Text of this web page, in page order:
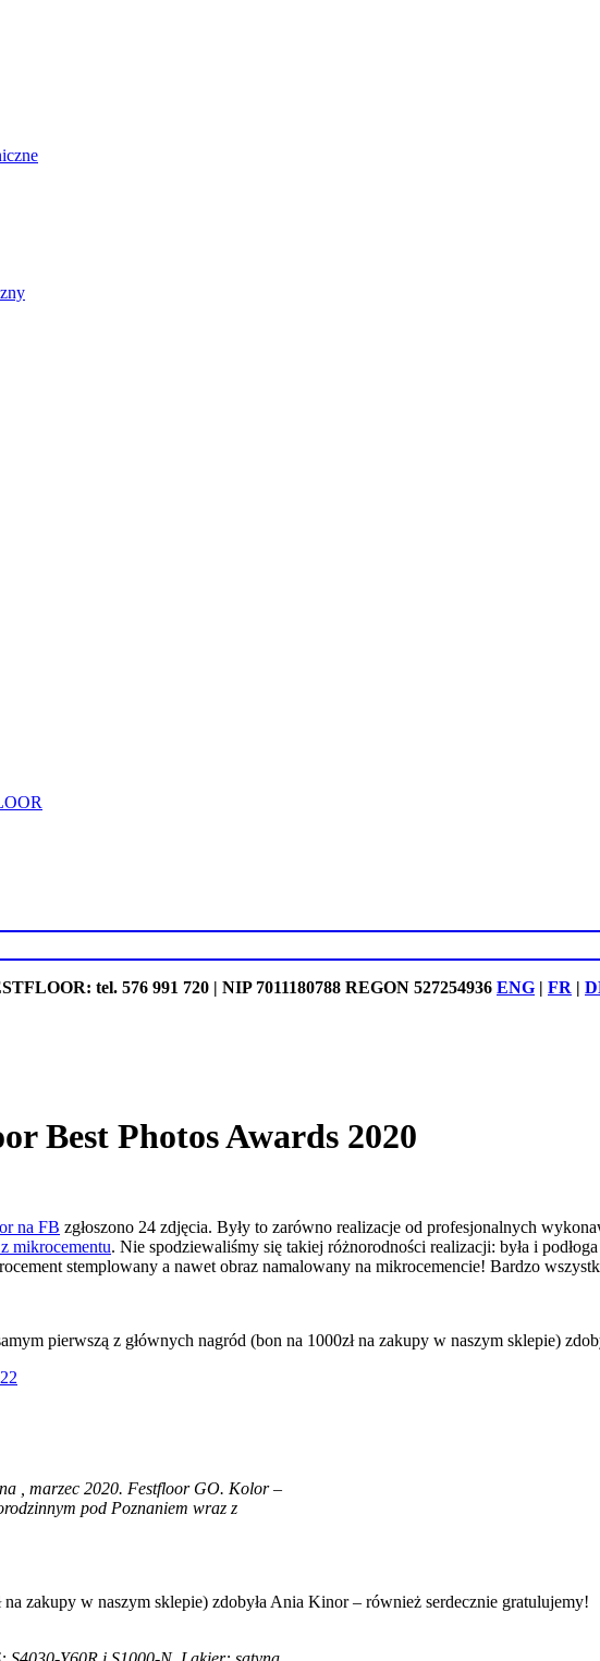
tel. 576 991 720 | NIP 7011180788 REGON 527254936 ENG | FR |
Best Photos Awards 2020
na FB zgłoszono 24 zdjęcia. Były to zarówno realizacje od profesjonalnych
mikrocementu. Nie spodziewaliśmy się takiej różnorodności realizacji: była i
stemplowany a nawet obraz namalowany na mikrocemencie! Bardzo
pierwszą z głównych nagród (bon na 1000zł na zakupy w naszym sklepie)
, marzec 2020. Festfloor GO. Kolor –
pod Poznaniem wraz z
zakupy w naszym sklepie) zdobyła Ania Kinor – również serdecznie gratulujemy!